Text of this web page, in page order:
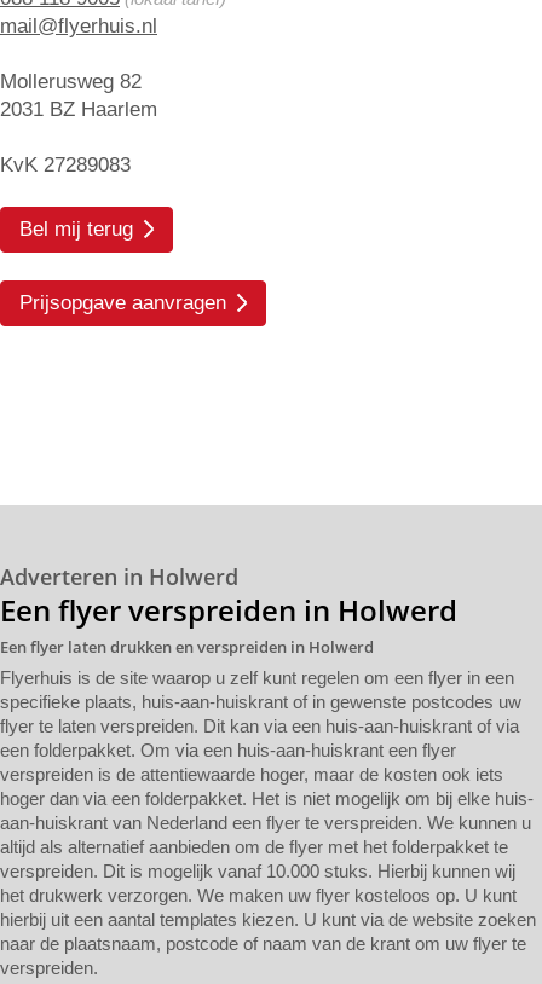
mail@flyerhuis.nl
Mollerusweg 82
2031 BZ Haarlem
KvK 27289083
Bel mij terug
Prijsopgave aanvragen
Adverteren in Holwerd
Een flyer verspreiden in Holwerd
Een flyer laten drukken en verspreiden in Holwerd
Flyerhuis is de site waarop u zelf kunt regelen om een flyer in een
specifieke plaats, huis-aan-huiskrant of in gewenste postcodes uw
flyer te laten verspreiden. Dit kan via een huis-aan-huiskrant of via
een folderpakket. Om via een huis-aan-huiskrant een flyer
verspreiden is de attentiewaarde hoger, maar de kosten ook iets
hoger dan via een folderpakket. Het is niet mogelijk om bij elke huis-
aan-huiskrant van Nederland een flyer te verspreiden. We kunnen u
altijd als alternatief aanbieden om de flyer met het folderpakket te
verspreiden. Dit is mogelijk vanaf 10.000 stuks. Hierbij kunnen wij
het drukwerk verzorgen. We maken uw flyer kosteloos op. U kunt
hierbij uit een aantal templates kiezen. U kunt via de website zoeken
naar de plaatsnaam, postcode of naam van de krant om uw flyer te
verspreiden.